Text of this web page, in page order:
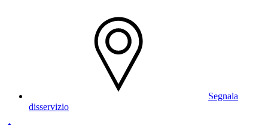
Segnala
disservizio